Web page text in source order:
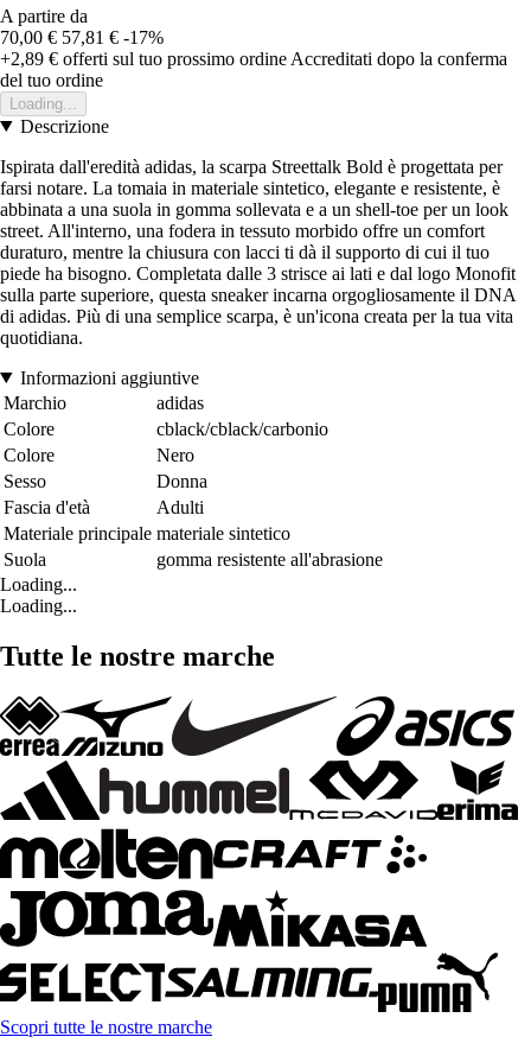
A partire da
70,00 € 57,81 € -17%
+2,89 € offerti sul tuo prossimo ordine Accreditati dopo la conferma
del tuo ordine
Loading...
Descrizione
Ispirata dall'eredità adidas, la scarpa Streettalk Bold è progettata per
farsi notare. La tomaia in materiale sintetico, elegante e resistente, è
abbinata a una suola in gomma sollevata e a un shell-toe per un look
street. All'interno, una fodera in tessuto morbido offre un comfort
duraturo, mentre la chiusura con lacci ti dà il supporto di cui il tuo
piede ha bisogno. Completata dalle 3 strisce ai lati e dal logo Monofit
sulla parte superiore, questa sneaker incarna orgogliosamente il DNA
di adidas. Più di una semplice scarpa, è un'icona creata per la tua vita
quotidiana.
Informazioni aggiuntive
Marchio
adidas
Colore
cblack/cblack/carbonio
Colore
Nero
Sesso
Donna
Fascia d'età
Adulti
Materiale principale materiale sintetico
Suola
gomma resistente all'abrasione
Loading...
Loading...
Tutte le nostre marche
Scopri tutte le nostre marche